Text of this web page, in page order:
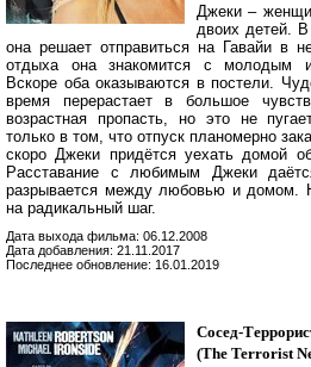
Джеки –
двоих детей.
она решает отправиться на Гавайи в
отдыха она знакомится с молодым
Вскоре оба оказываются в постели.
время перерастает в большое
возрастная пропасть, но это не
только в том, что отпуск планомерно
скоро Джеки придётся уехать домой
Расставание с любимым Джеки
разрывается между любовью и домом.
на радикальный шаг.
Дата выхода фильма: 06.12.2008
Дата добавления: 21.11.2017
Последнее обновление: 16.01.2019
Сосед-
(The Terrorist